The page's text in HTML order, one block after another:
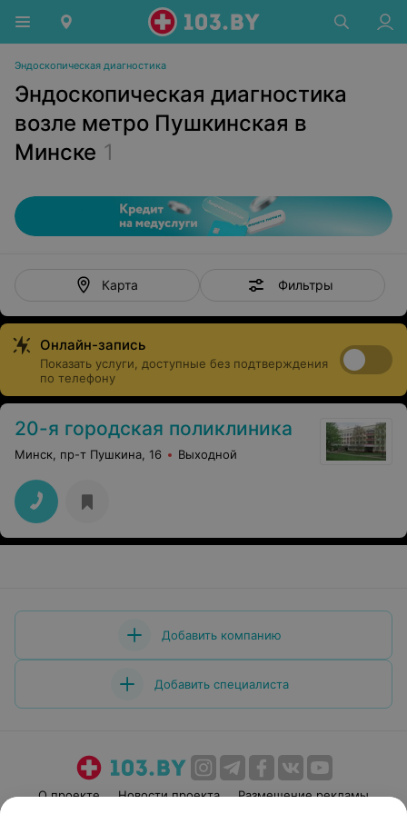
Эндоскопическая диагностика
Эндоскопическая диагностика
возле метро Пушкинская в
Минске 1
Карта Фильтры
Онлайн-запись
Показать услуги, доступные без подтверждения
по телефону
20-я городская поликлиника
Минск, пр-т Пушкина, 16 Выходной
Добавить компанию
Добавить специалиста
О проекте Новости проекта
Размещение рекламы